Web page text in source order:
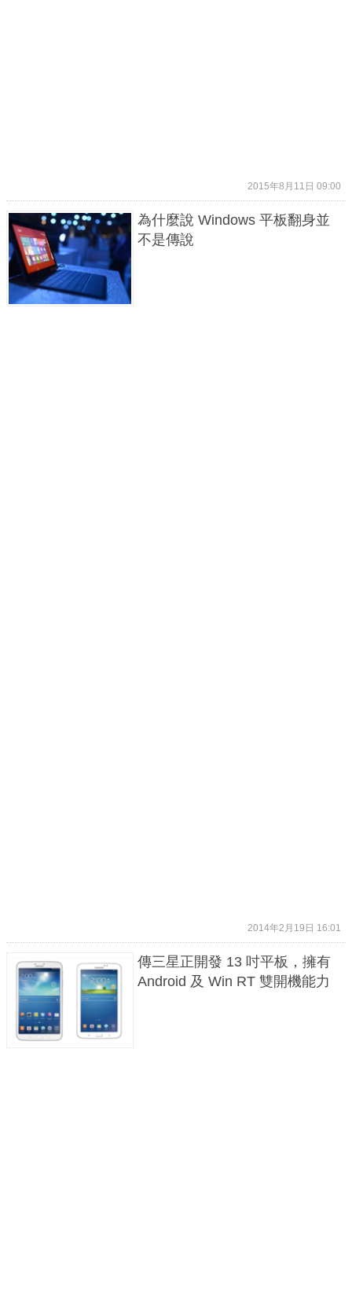
2015年8月11日 09:00
為什麼說 Windows 平板翻身並
不是傳說
2014年2月19日 16:01
傳三星正開發 13 吋平板，擁有
Android 及 Win RT 雙開機能力